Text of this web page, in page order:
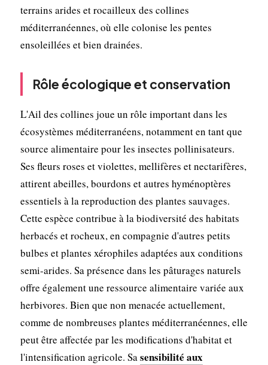
terrains arides et rocailleux des collines
méditerranéennes, où elle colonise les pentes
ensoleillées et bien drainées.
Rôle écologique et conservation
L'Ail des collines joue un rôle important dans les
écosystèmes méditerranéens, notamment en tant que
source alimentaire pour les insectes pollinisateurs.
Ses fleurs roses et violettes, mellifères et nectarifères,
attirent abeilles, bourdons et autres hyménoptères
essentiels à la reproduction des plantes sauvages.
Cette espèce contribue à la biodiversité des habitats
herbacés et rocheux, en compagnie d'autres petits
bulbes et plantes xérophiles adaptées aux conditions
semi-arides. Sa présence dans les pâturages naturels
offre également une ressource alimentaire variée aux
herbivores. Bien que non menacée actuellement,
comme de nombreuses plantes méditerranéennes, elle
peut être affectée par les modifications d'habitat et
l'intensification agricole. Sasensibilité aux